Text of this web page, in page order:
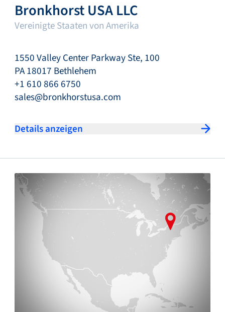
Bronkhorst USA LLC
Vereinigte Staaten von Amerika
1550 Valley Center Parkway Ste, 100
PA 18017 Bethlehem
+1 610 866 6750
sales@bronkhorstusa.com
Details anzeigen